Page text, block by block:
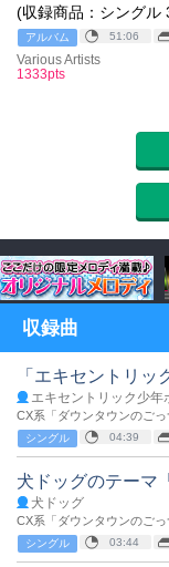
(収録商品：シングル
アルバム 51:06
Various Artists
1333pts
収録曲
「エキセントリッ
エキセントリック少
CX系「ダウンタウンのご
シングル 04:39
犬ドッグのテーマ
犬ドッグ
CX系「ダウンタウンのご
シングル 03:44